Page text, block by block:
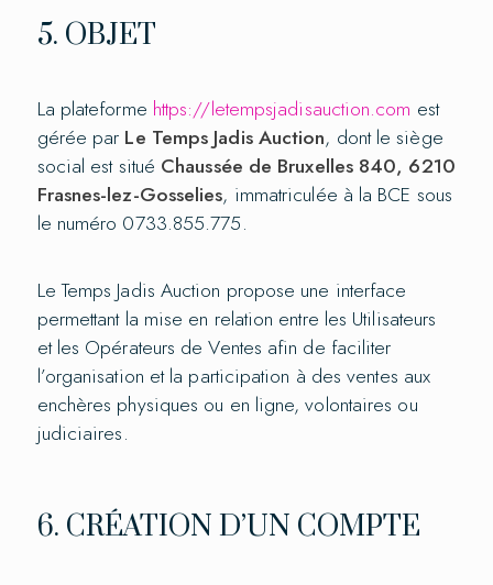
5. OBJET
La plateforme https://letempsjadisauction.com est
gérée par Le Temps Jadis Auction, dont le siège
social est situé Chaussée de Bruxelles 840, 6210
Frasnes-lez-Gosselies, immatriculée à la BCE sous
le numéro 0733.855.775.
Le Temps Jadis Auction propose une interface
permettant la mise en relation entre les Utilisateurs
et les Opérateurs de Ventes afin de faciliter
l’organisation et la participation à des ventes aux
enchères physiques ou en ligne, volontaires ou
judiciaires.
6. CRÉATION D’UN COMPTE